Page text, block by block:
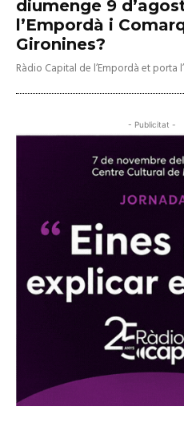
diumenge 9
l’Empordà i
Gironines?
Ràdio Capital de l’Empordà et porta
- Publicitat -